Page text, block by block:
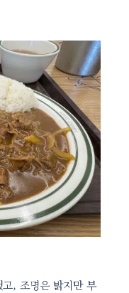
, 조명은 밝지만 부